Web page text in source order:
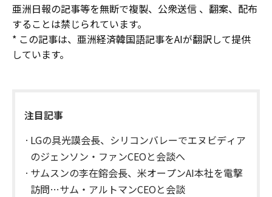
亜洲日報の記事等を無断で複製、公衆送信 、翻案、配布
することは禁じられています。
* この記事は、亜洲経済韓国語記事をAIが翻訳して提供
しています。
注目記事
LGの具光謨会長、シリコンバレーでエヌビディア
のジェンソン・ファンCEOと会談へ
サムスンの李在鎔会長、米オープンAI本社を電撃
訪問…サム・アルトマンCEOと会談